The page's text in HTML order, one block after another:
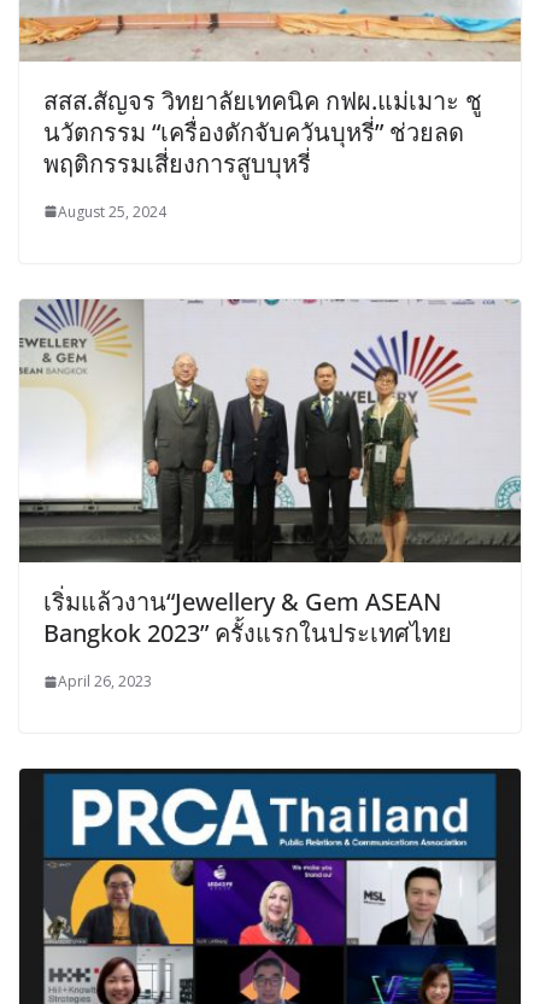
สสส.สัญจร วิทยาลัยเทคนิค กฟผ.แม่เมาะ ชู
นวัตกรรม “เครื่องดักจับควันบุหรี่” ช่วยลด
พฤติกรรมเสี่ยงการสูบบุหรี่
August 25, 2024
เริ่มแล้วงาน“Jewellery & Gem ASEAN
Bangkok 2023” ครั้งแรกในประเทศไทย
April 26, 2023